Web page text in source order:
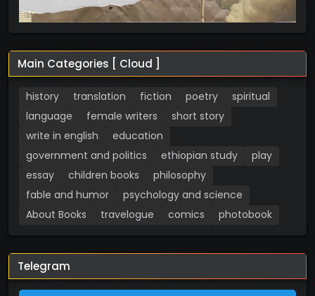
Main Categories [ Cloud ]
history translation fiction poetry
spiritual
language
female writers
short story
write in english
education
government and politics
ethiopian study
play
essay
children books
philosophy
fable and humor
psychology and science
About Books
travelogue comics photobook
Telegram